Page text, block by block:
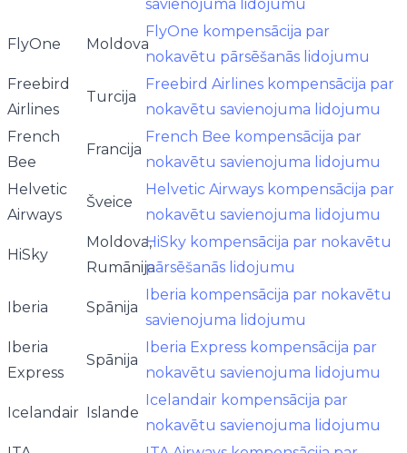
savienojuma lidojumu
FlyOne Moldova
FlyOne kompensācija par
nokavētu pārsēšanās lidojumu
Freebird
Airlines
Turcija
Freebird Airlines kompensācija par
nokavētu savienojuma lidojumu
French
Bee
Francija
French Bee kompensācija par
nokavētu savienojuma lidojumu
Helvetic
Airways
Šveice
Helvetic Airways kompensācija par
nokavētu savienojuma lidojumu
HiSky
Moldova,
Rumānija
HiSky kompensācija par nokavētu
pārsēšanās lidojumu
Iberia Spānija
Iberia kompensācija par nokavētu
savienojuma lidojumu
Iberia
Express
Spānija
Iberia Express kompensācija par
nokavētu savienojuma lidojumu
Icelandair Islande
Icelandair kompensācija par
nokavētu savienojuma lidojumu